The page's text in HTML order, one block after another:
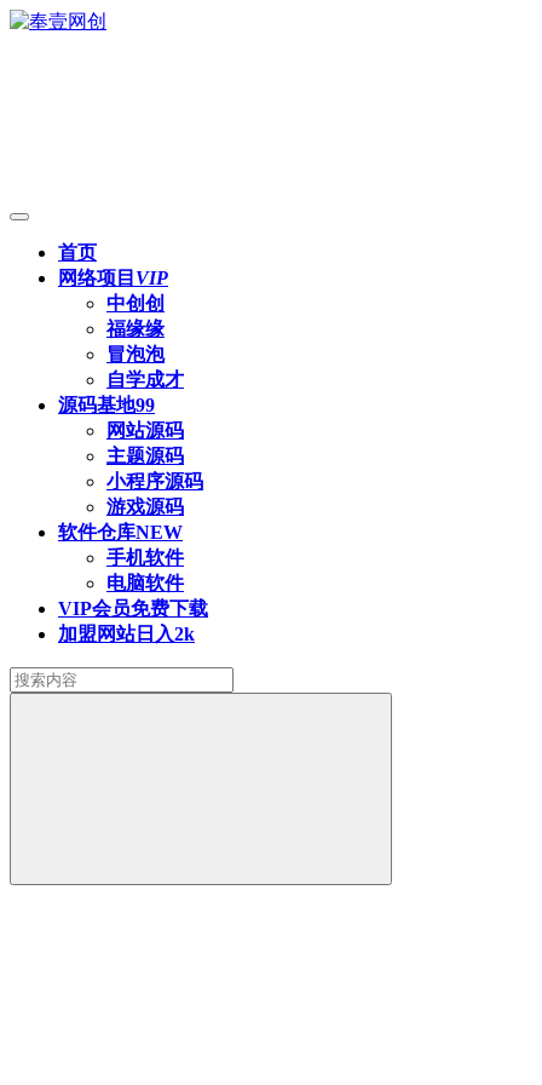
首页
网络项目 VIP
中创创
福缘缘
冒泡泡
自学成才
源码基地99
网站源码
主题源码
小程序源码
游戏源码
软件仓库NEW
手机软件
电脑软件
VIP会员免费下载
加盟网站日入2k